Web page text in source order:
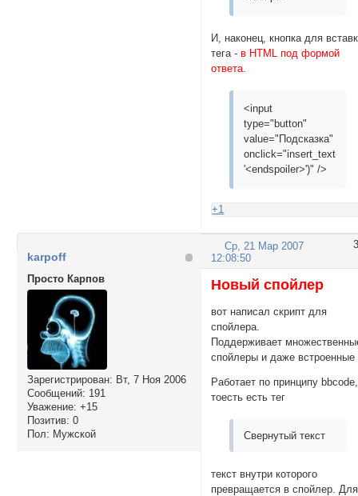
И, наконец, кнопка для
тега -в HTML под формой
ответа.
<input
type="button"
value="Подсказка"
'<endspoiler>')" />
+1
3
Ср, 21 Мар 2007
12:08:50
karpoff
Просто Карпов
Зарегистрирован: Вт, 7 Ноя 2006
Сообщений: 191
Уважение: +15
Позитив: 0
Пол: Мужской
Новый спойлер
вот написал скрипт для
спойлера.
Поддерживает
спойлеры и даже встроенные
Работает по принципу bbcode,
тоесть есть тег
Свернутый текст
текст внутри которого
превращается в спойлер. Для